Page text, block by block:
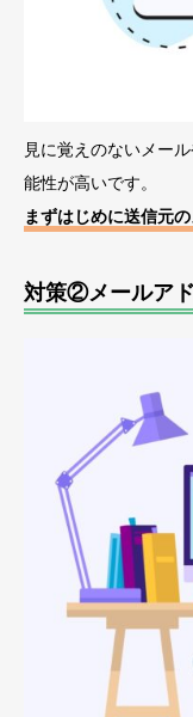
見に覚えのないメー
能性が高いです。
まずはじめに送信元
対策②メールア